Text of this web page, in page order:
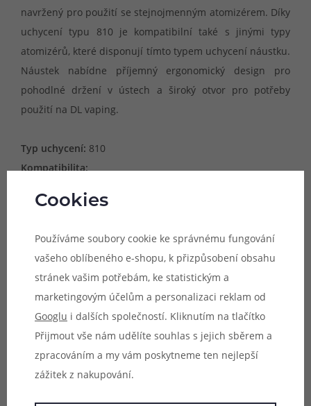
navržený pro použití se stejnojmenným atomizérem. Díky
uchycení typu 810 je kompatibilní také s jinými typy
atomizérů, které disponují tímto typem uchycení náustku.
Náustek nabídne příjemný ergonomický design pro
pohodlné držení v ústech a široký otvor pro potřeby
použití na DL vaping.
Typ uchycení: 810
Kompatibilita:
- Atomizéry s uchycením náustku 810
1x náustek 810 VooPoo UFORCE-X Tank
Parametry
Hodnocení (0)
Zeptejte se (1)
Cookies
Používáme soubory cookie ke správnému fungování
vašeho oblíbeného e-shopu, k přizpůsobení obsahu
stránek vašim potřebám, ke statistickým a
marketingovým účelům a personalizaci reklam od
Googlu i dalších společností. Kliknutím na tlačítko
Přijmout vše nám udělíte souhlas s jejich sběrem a
zpracováním a my vám poskytneme ten nejlepší
zážitek z nakupování.